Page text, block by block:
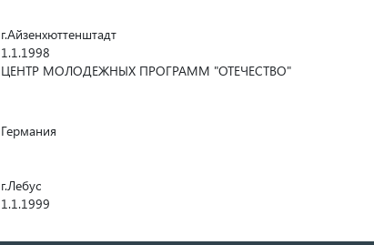
г.Айзенхюттенштадт
1.1.1998
ЦЕНТР МОЛОДЕЖНЫХ ПРОГРАММ "ОТЕЧЕСТВО"
Германия
г.Лебус
1.1.1999